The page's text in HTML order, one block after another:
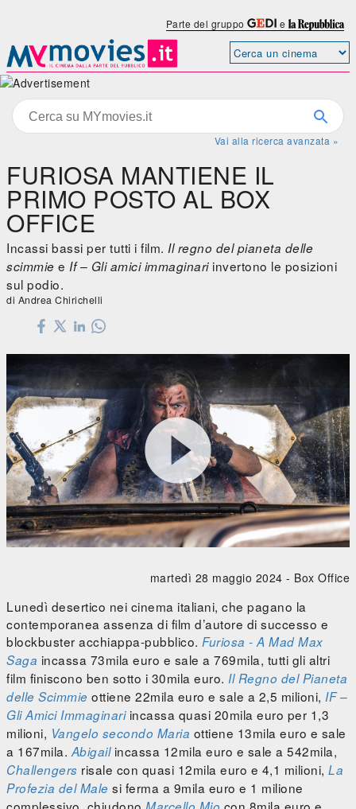
Parte del gruppo e
Vai alla ricerca avanzata »
FURIOSA MANTIENE IL
PRIMO POSTO AL BOX
OFFICE
Incassi bassi per tutti i film. Il regno del pianeta delle
scimmie e If – Gli amici immaginariinvertono le posizioni
sul podio.
di Andrea Chirichelli

Furiosa - A Mad Max Saga
 0:00/0:00 

martedì 28 maggio 2024 - Box Office
Lunedì desertico nei cinema italiani, che pagano la
contemporanea assenza di film d’autore di successo e
blockbuster acchiappa-pubblico. Furiosa - A Mad Max
Saga incassa 73mila euro e sale a 769mila, tutti gli altri
film finiscono ben sotto i 30mila euro. Il Regno del Pianeta
delle Scimmie ottiene 22mila euro e sale a 2,5 milioni, IF –
Gli Amici Immaginariincassa quasi 20mila euro per 1,3
milioni, Vangelo secondo Maria ottiene 13mila euro e sale
a 167mila. Abigailincassa 12mila euro e sale a 542mila,
Challengers risale con quasi 12mila euro e 4,1 milioni, La
Profezia del Male si ferma a 9mila euro e 1 milione